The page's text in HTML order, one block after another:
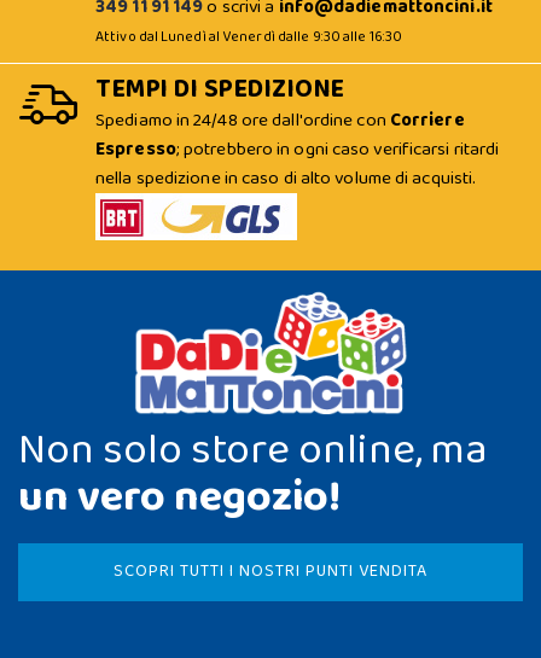
349 11 91 149o scrivi a info@dadiemattoncini.it
Attivo dal Lunedì al Venerdì dalle 9:30 alle 16:30
TEMPI DI SPEDIZIONE
Spediamo in 24/48 ore dall'ordine con Corriere
Espresso; potrebbero in ogni caso verificarsi ritardi
nella spedizione in caso di alto volume di acquisti.
Non solo store online, ma
un vero negozio!
SCOPRI TUTTI I NOSTRI PUNTI VENDITA